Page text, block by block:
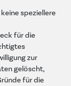
speziellere
für die
zur
gelöscht,
für die